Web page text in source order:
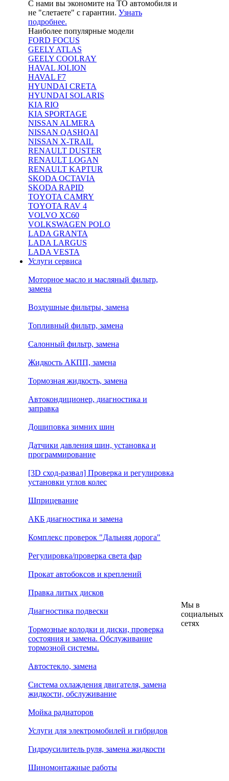
С нами вы экономите на ТО автомобиля и
не "слетаете" с гарантии. Узнать
подробнее.
Наиболее популярные модели
FORD FOCUS
GEELY ATLAS
GEELY COOLRAY
HAVAL JOLION
HAVAL F7
HYUNDAI CRETA
HYUNDAI SOLARIS
KIA RIO
KIA SPORTAGE
NISSAN ALMERA
NISSAN QASHQAI
NISSAN X-TRAIL
RENAULT DUSTER
RENAULT LOGAN
RENAULT KAPTUR
SKODA OCTAVIA
SKODA RAPID
TOYOTA CAMRY
TOYOTA RAV 4
VOLVO XC60
VOLKSWAGEN POLO
LADA GRANTA
LADA LARGUS
LADA VESTA
Услуги сервиса
Моторное масло и масляный фильтр,
замена
Воздушные фильтры, замена
Топливный фильтр, замена
Салонный фильтр, замена
Жидкость АКПП, замена
Тормозная жидкость, замена
Автокондиционер, диагностика и
заправка
Дошиповка зимних шин
Датчики давления шин, установка и
программирование
[3D сход-развал] Проверка и регулировка
установки углов колес
Шприцевание
АКБ диагностика и замена
Комплекс проверок "Дальняя дорога"
Регулировка/проверка света фар
Прокат автобоксов и креплений
Правка литых дисков
Диагностика подвески
Тормозные колодки и диски, проверка
состояния и замена. Обслуживание
тормозной системы.
Автостекло, замена
Система охлаждения двигателя, замена
жидкости, обслуживание
Мойка радиаторов
Услуги для электромобилей и гибридов
Гидроусилитель руля, замена жидкости
Шиномонтажные работы
Мы в
социальных
сетях